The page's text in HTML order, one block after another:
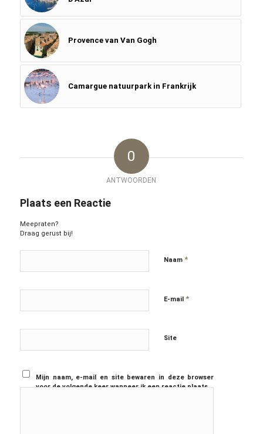
Provence van Van Gogh
Camargue natuurpark in Frankrijk
0
ANTWOORDEN
Plaats een Reactie
Meepraten?
Draag gerust bij!
Naam *
E-mail *
Site
Mijn naam, e-mail en site bewaren in deze browser
voor de volgende keer wanneer ik een reactie plaats.